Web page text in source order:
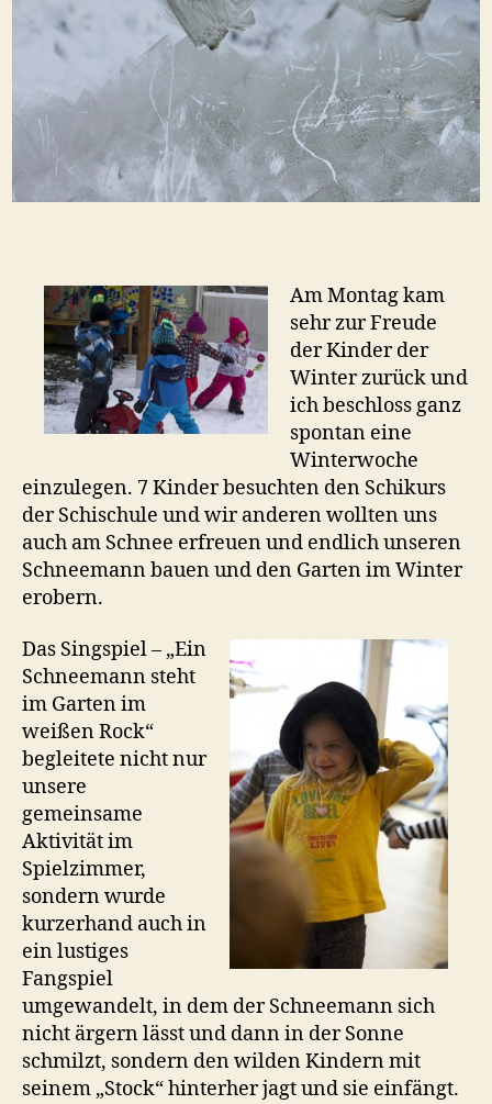
Am Montag kam
sehr zur Freude
der Kinder der
Winter zurück und
ich beschloss ganz
spontan eine
Winterwoche
einzulegen. 7 Kinder besuchten den Schikurs
der Schischule und wir anderen wollten uns
auch am Schnee erfreuen und endlich unseren
Schneemann bauen und den Garten im Winter
erobern.
Das Singspiel – „Ein
Schneemann steht
im Garten im
weißen Rock“
begleitete nicht nur
unsere
gemeinsame
Aktivität im
Spielzimmer,
sondern wurde
kurzerhand auch in
ein lustiges
Fangspiel
umgewandelt, in dem der Schneemann sich
nicht ärgern lässt und dann in der Sonne
schmilzt, sondern den wilden Kindern mit
seinem „Stock“ hinterher jagt und sie einfängt.